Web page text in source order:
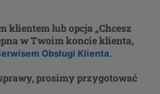
klientem lub opcja „Chcesz
w Twoim koncie klienta,
Obsługi Klienta.
prosimy przygotować